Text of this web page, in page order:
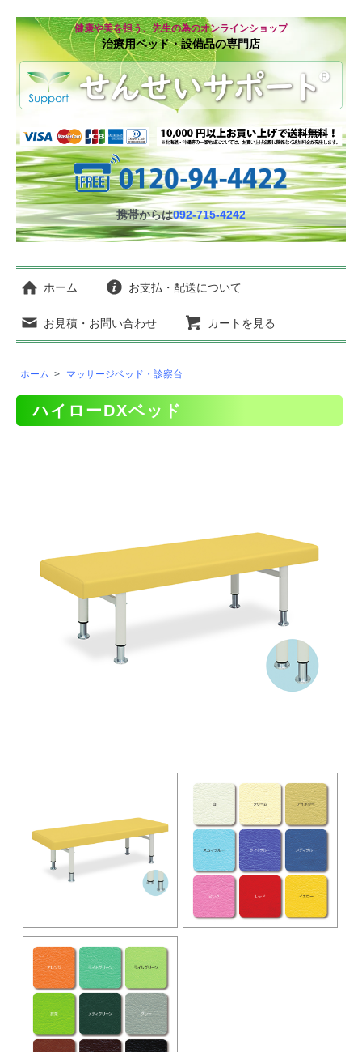
健康や美を担う、先生の為のオンラインショップ
治療用ベッド・設備品の専門店
携帯からは092-715-4242
ホーム お支払・配送について
お見積・お問い合わせ カートを見る
ホーム > マッサージベッド・診察台
ハイローDXベッド